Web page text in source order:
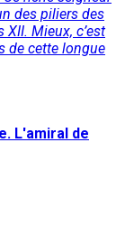
des piliers des
XII. Mieux, c’est
de cette longue
L'amiral de